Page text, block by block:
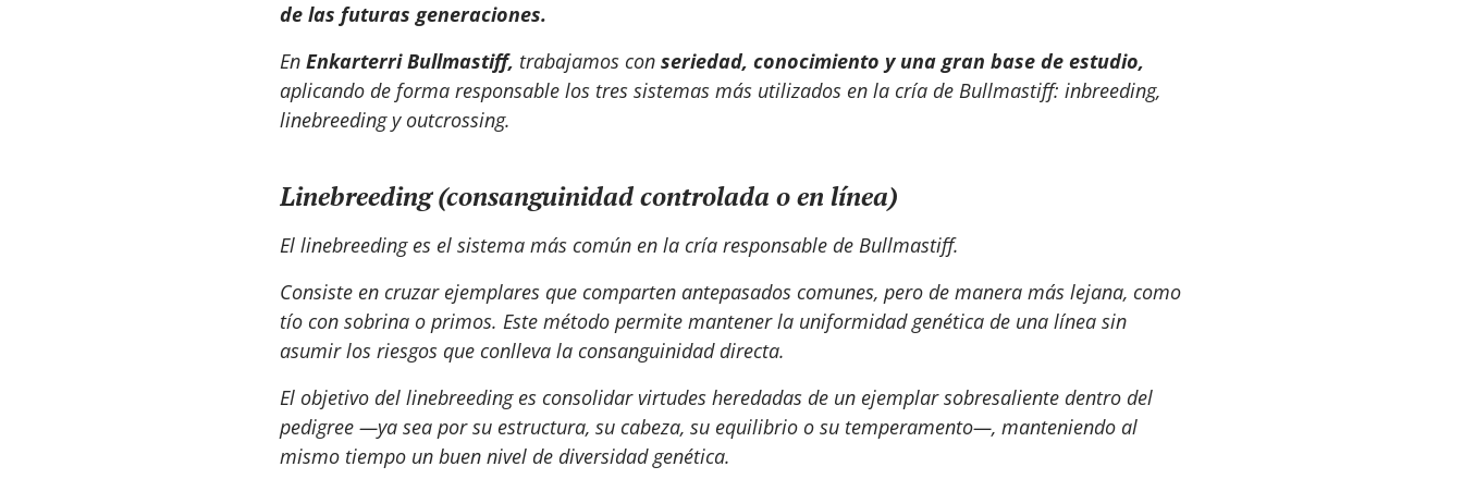
de las futuras generaciones.
En Enkarterri Bullmastiff, trabajamos con seriedad, conocimiento y una gran base de estudio,
aplicando de forma responsable los tres sistemas más utilizados en la cría de Bullmastiff: inbreeding,
linebreeding y outcrossing.
Linebreeding (consanguinidad controlada o en línea)
El linebreeding es el sistema más común en la cría responsable de Bullmastiff.
Consiste en cruzar ejemplares que comparten antepasados comunes, pero de manera más lejana, como
tío con sobrina o primos. Este método permite mantener la uniformidad genética de una línea sin
asumir los riesgos que conlleva la consanguinidad directa.
El objetivo del linebreeding es consolidar virtudes heredadas de un ejemplar sobresaliente dentro del
pedigree —ya sea por su estructura, su cabeza, su equilibrio o su temperamento—, manteniendo al
mismo tiempo un buen nivel de diversidad genética.